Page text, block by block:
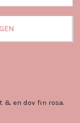
& en dov fin rosa.